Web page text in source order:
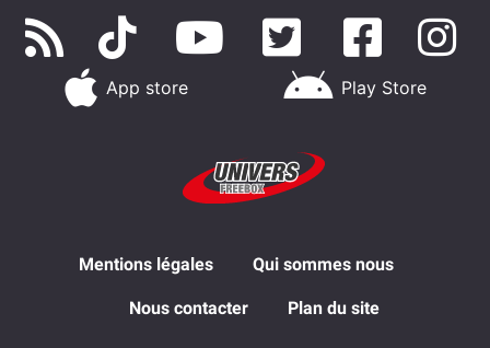
App store Play Store
Mentions légales Qui sommes nous
Nous contacter Plan du site